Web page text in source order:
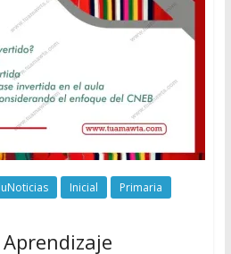
Inicial
Primaria